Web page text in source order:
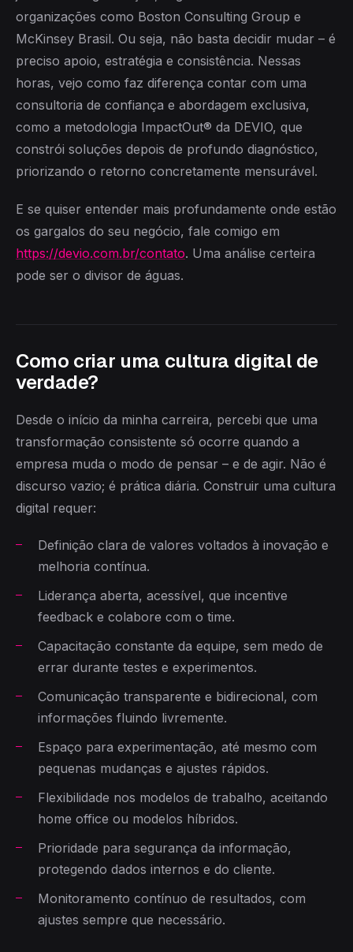
organizações como Boston Consulting Group e
McKinsey Brasil. Ou seja, não basta decidir mudar – é
preciso apoio, estratégia e consistência. Nessas
horas, vejo como faz diferença contar com uma
consultoria de confiança e abordagem exclusiva,
como a metodologia ImpactOut® da DEVIO, que
constrói soluções depois de profundo diagnóstico,
priorizando o retorno concretamente mensurável.
E se quiser entender mais profundamente onde estão
os gargalos do seu negócio, fale comigo em
https://devio.com.br/contato. Uma análise certeira
pode ser o divisor de águas.
Como criar uma cultura digital de
verdade?
Desde o início da minha carreira, percebi que uma
transformação consistente só ocorre quando a
empresa muda o modo de pensar – e de agir. Não é
discurso vazio; é prática diária. Construir uma cultura
digital requer:
Definição clara de valores voltados à inovação e
melhoria contínua.
Liderança aberta, acessível, que incentive
feedback e colabore com o time.
Capacitação constante da equipe, sem medo de
errar durante testes e experimentos.
Comunicação transparente e bidirecional, com
informações fluindo livremente.
Espaço para experimentação, até mesmo com
pequenas mudanças e ajustes rápidos.
Flexibilidade nos modelos de trabalho, aceitando
home office ou modelos híbridos.
Prioridade para segurança da informação,
protegendo dados internos e do cliente.
Monitoramento contínuo de resultados, com
ajustes sempre que necessário.